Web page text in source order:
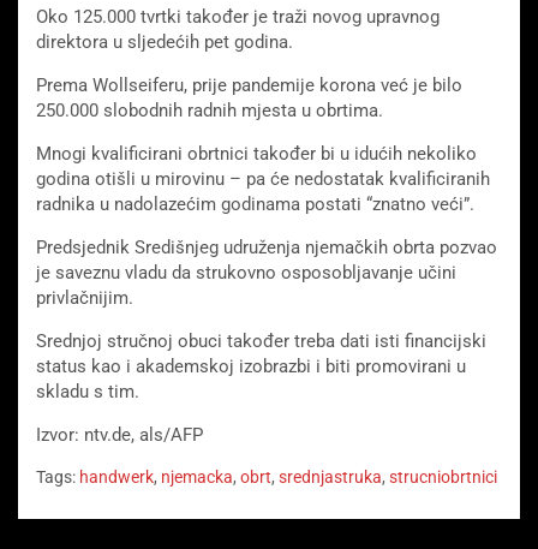
Oko 125.000 tvrtki također je traži novog upravnog
direktora u sljedećih pet godina.
Prema Wollseiferu, prije pandemije korona već je bilo
250.000 slobodnih radnih mjesta u obrtima.
Mnogi kvalificirani obrtnici također bi u idućih nekoliko
godina otišli u mirovinu – pa će nedostatak kvalificiranih
radnika u nadolazećim godinama postati “znatno veći”.
Predsjednik Središnjeg udruženja njemačkih obrta pozvao
je saveznu vladu da strukovno osposobljavanje učini
privlačnijim.
Srednjoj stručnoj obuci također treba dati isti financijski
status kao i akademskoj izobrazbi i biti promovirani u
skladu s tim.
Izvor: ntv.de, als/AFP
Tags: handwerk, njemacka, obrt, srednjastruka, strucniobrtnici